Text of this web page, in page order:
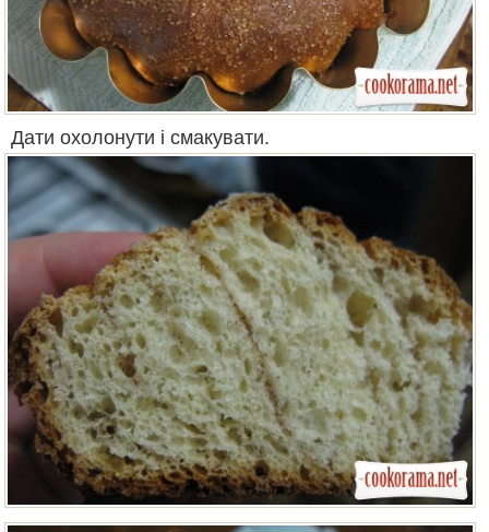
Дати охолонути і смакувати.